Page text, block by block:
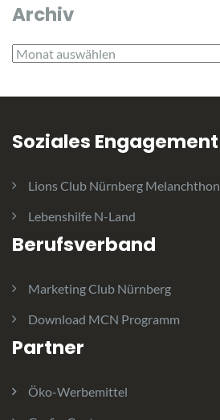
Archiv
Archiv
Soziales Engagement
Lions Club Nürnberg Melanchthon
Lebenshilfe N-Land
Berufsverband
Marketing Club Nürnberg
Download MCN Programm
Partner
Öko-Werbemittel